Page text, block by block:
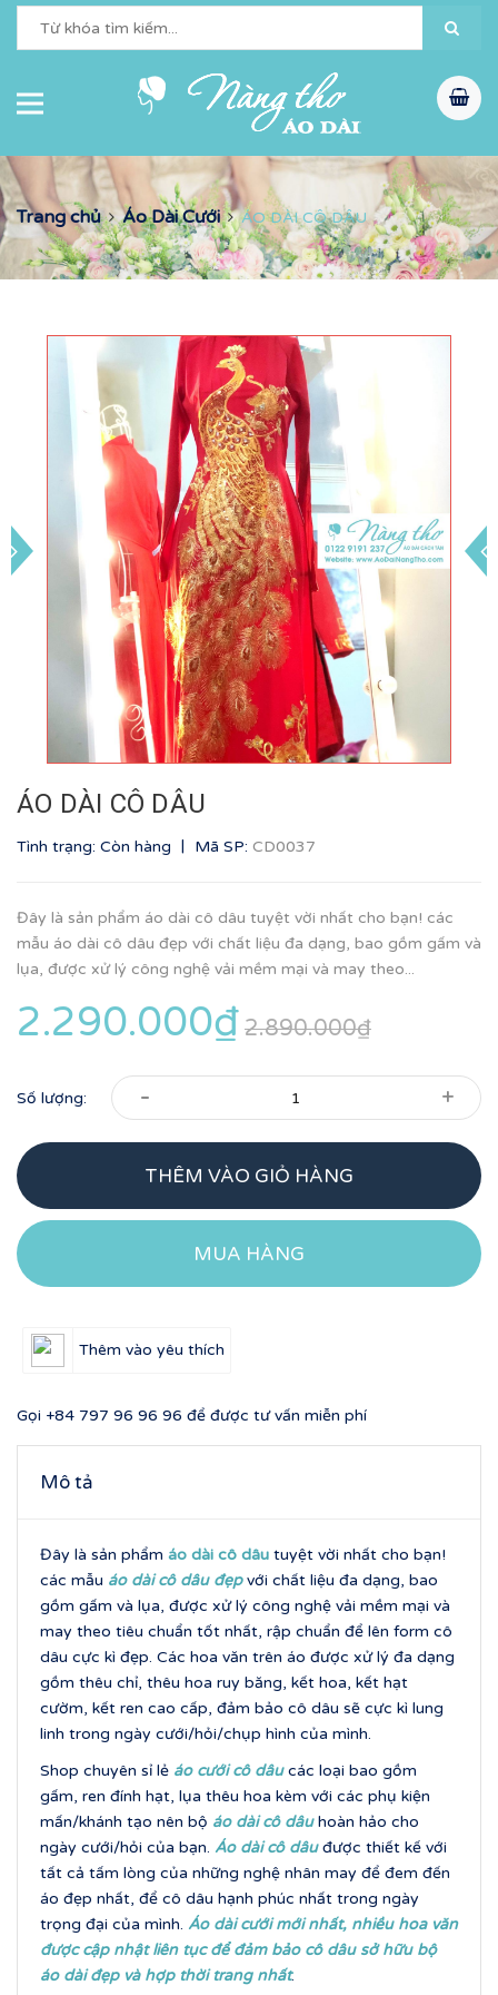
Trang chủ Áo Dài Cưới ÁO DÀI CÔ DÂU
ÁO DÀI CÔ DÂU
Tình trạng: Còn hàng | Mã SP: CD0037
Đây là sản phẩm áo dài cô dâu tuyệt vời nhất cho bạn! các
mẫu áo dài cô dâu đẹp với chất liệu đa dạng, bao gồm gấm và
lụa, được xử lý công nghệ vải mềm mại và may theo...
2.290.000₫ 2.890.000₫
Số lượng: - +
THÊM VÀO GIỎ HÀNG
MUA HÀNG
Thêm vào yêu thích
Gọi +84 797 96 96 96 để được tư vấn miễn phí
Mô tả
Đây là sản phẩm áo dài cô dâu tuyệt vời nhất cho bạn!
các mẫu áo dài cô dâu đẹpvới chất liệu đa dạng, bao
gồm gấm và lụa, được xử lý công nghệ vải mềm mại và
may theo tiêu chuẩn tốt nhất, rập chuẩn để lên form cô
dâu cực kì đẹp. Các hoa văn trên áo được xử lý đa dạng
gồm thêu chỉ, thêu hoa ruy băng, kết hoa, kết hạt
cườm, kết ren cao cấp, đảm bảo cô dâu sẽ cực kì lung
linh trong ngày cưới/hỏi/chụp hình của mình.
Shop chuyên sỉ lẻ áo cưới cô dâucác loại bao gồm
gấm, ren đính hạt, lụa thêu hoa kèm với các phụ kiện
mấn/khánh tạo nên bộ áo dài cô dâuhoàn hảo cho
ngày cưới/hỏi của bạn. Áo dài cô dâuđược thiết kế với
tất cả tấm lòng của những nghệ nhân may để đem đến
áo đẹp nhất, để cô dâu hạnh phúc nhất trong ngày
trọng đại của mình. Áo dài cưới mới nhất, nhiều hoa văn
được cập nhật liên tục để đảm bảo cô dâu sở hữu bộ
áo dài đẹp và hợp thời trang nhất.